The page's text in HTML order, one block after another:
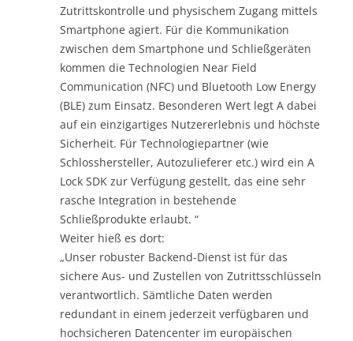
Zutrittskontrolle und physischem Zugang mittels
Smartphone agiert. Für die Kommunikation
zwischen dem Smartphone und Schließgeräten
kommen die Technologien Near Field
Communication (NFC) und Bluetooth Low Energy
(BLE) zum Einsatz. Besonderen Wert legt A dabei
auf ein einzigartiges Nutzererlebnis und höchste
Sicherheit. Für Technologiepartner (wie
Schlosshersteller, Autozulieferer etc.) wird ein A
Lock SDK zur Verfügung gestellt, das eine sehr
rasche Integration in bestehende
Schließprodukte erlaubt. “
Weiter hieß es dort:
„Unser robuster Backend-Dienst ist für das
sichere Aus- und Zustellen von Zutrittsschlüsseln
verantwortlich. Sämtliche Daten werden
redundant in einem jederzeit verfügbaren und
hochsicheren Datencenter im europäischen